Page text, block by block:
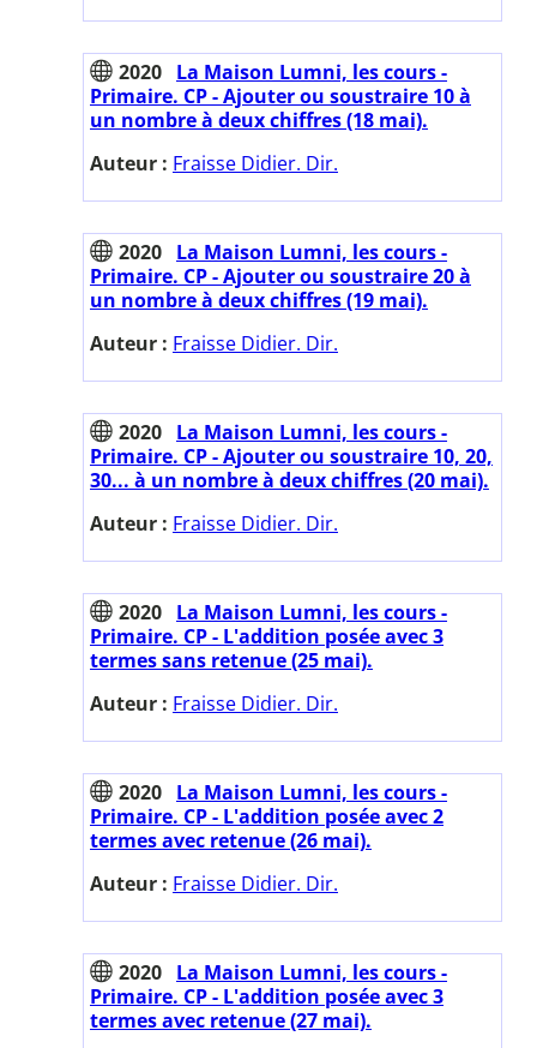
2020 La Maison Lumni, les cours -
Primaire. CP - Ajouter ou soustraire 10 à
un nombre à deux chiffres (18 mai).
Auteur : Fraisse Didier. Dir.
2020 La Maison Lumni, les cours -
Primaire. CP - Ajouter ou soustraire 20 à
un nombre à deux chiffres (19 mai).
Auteur : Fraisse Didier. Dir.
2020 La Maison Lumni, les cours -
Primaire. CP - Ajouter ou soustraire 10, 20,
30... à un nombre à deux chiffres (20 mai).
Auteur : Fraisse Didier. Dir.
2020 La Maison Lumni, les cours -
Primaire. CP - L'addition posée avec 3
termes sans retenue (25 mai).
Auteur : Fraisse Didier. Dir.
2020 La Maison Lumni, les cours -
Primaire. CP - L'addition posée avec 2
termes avec retenue (26 mai).
Auteur : Fraisse Didier. Dir.
2020 La Maison Lumni, les cours -
Primaire. CP - L'addition posée avec 3
termes avec retenue (27 mai).